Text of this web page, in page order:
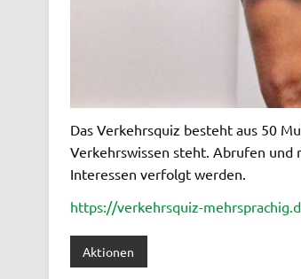
Das Verkehrsquiz besteht aus 50
Verkehrswissen steht. Abrufen und
Interessen verfolgt werden.
https://verkehrsquiz-
Aktionen